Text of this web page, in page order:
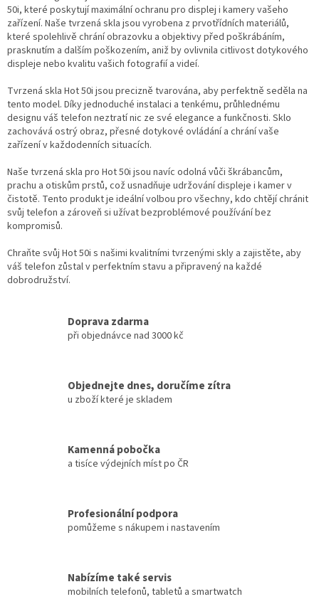
50i, které poskytují maximální ochranu pro displej i kamery vašeho
zařízení. Naše tvrzená skla jsou vyrobena z prvotřídních materiálů,
které spolehlivě chrání obrazovku a objektivy před poškrábáním,
prasknutím a dalším poškozením, aniž by ovlivnila citlivost dotykového
displeje nebo kvalitu vašich fotografií a videí.
Tvrzená skla Hot 50i jsou precizně tvarována, aby perfektně seděla na
tento model. Díky jednoduché instalaci a tenkému, průhlednému
designu váš telefon neztratí nic ze své elegance a funkčnosti. Sklo
zachovává ostrý obraz, přesné dotykové ovládání a chrání vaše
zařízení v každodenních situacích.
Naše tvrzená skla pro Hot 50i jsou navíc odolná vůči škrábancům,
prachu a otiskům prstů, což usnadňuje udržování displeje i kamer v
čistotě. Tento produkt je ideální volbou pro všechny, kdo chtějí chránit
svůj telefon a zároveň si užívat bezproblémové používání bez
kompromisů.
Chraňte svůj Hot 50i s našimi kvalitními tvrzenými skly a zajistěte, aby
váš telefon zůstal v perfektním stavu a připravený na každé
dobrodružství.
Doprava zdarma
při objednávce nad 3000 kč
Objednejte dnes, doručíme zítra
u zboží které je skladem
Kamenná pobočka
a tisíce výdejních míst po ČR
Profesionální podpora
pomůžeme s nákupem i nastavením
Nabízíme také servis
mobilních telefonů, tabletů a smartwatch